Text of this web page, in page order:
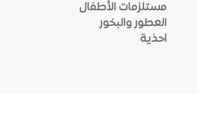
مستلزمات الأطفال
العطور والبخور
احذية